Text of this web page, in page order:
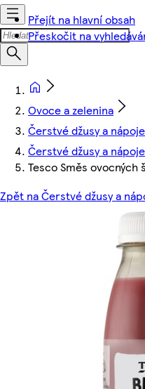
Přejít na hlavní obsah
Přeskočit na
Ovoce a zelenina
Čerstvé džusy a nápoje
Čerstvé džusy a nápoje
Tesco Směs ovocných
Zpět na Čerstvé džusy a